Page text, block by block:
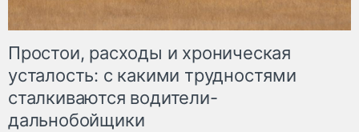
Простои, расходы и хроническая
усталость: с какими трудностями
сталкиваются водители-
дальнобойщики